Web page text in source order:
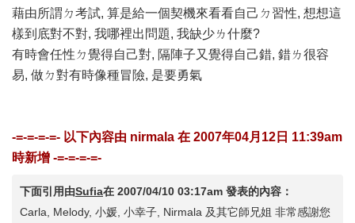
藉由所謂ㄉ考試, 算是給一個契機來看看自己ㄉ習性, 想想這
樣到底對不對, 我哪裡出問題, 我缺少ㄌ什麼?
有時會任性ㄉ覺得自己對, 隔陣子又覺得自己錯, 錯ㄌ很容
易, 做ㄉ對有時像種冒險, 是要勇氣
-=-=-=-=- 以下內容由 nirmala 在 2007年04月12日 11:39am
時新增 -=-=-=-=-
下面引用由Sufia在 2007/04/10 03:17am 發表的內容：
Carla, Melody, 小媛, 小幸子, Nirmala 及其它師兄姐 非常感謝您